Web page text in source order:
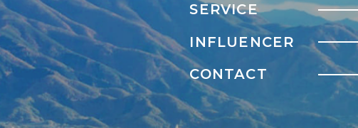
SERVICE
INFLUENCER
CONTACT